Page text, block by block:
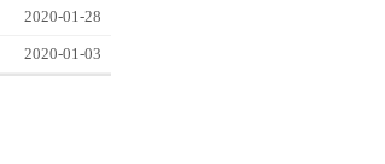
2020-01-28
2020-01-03